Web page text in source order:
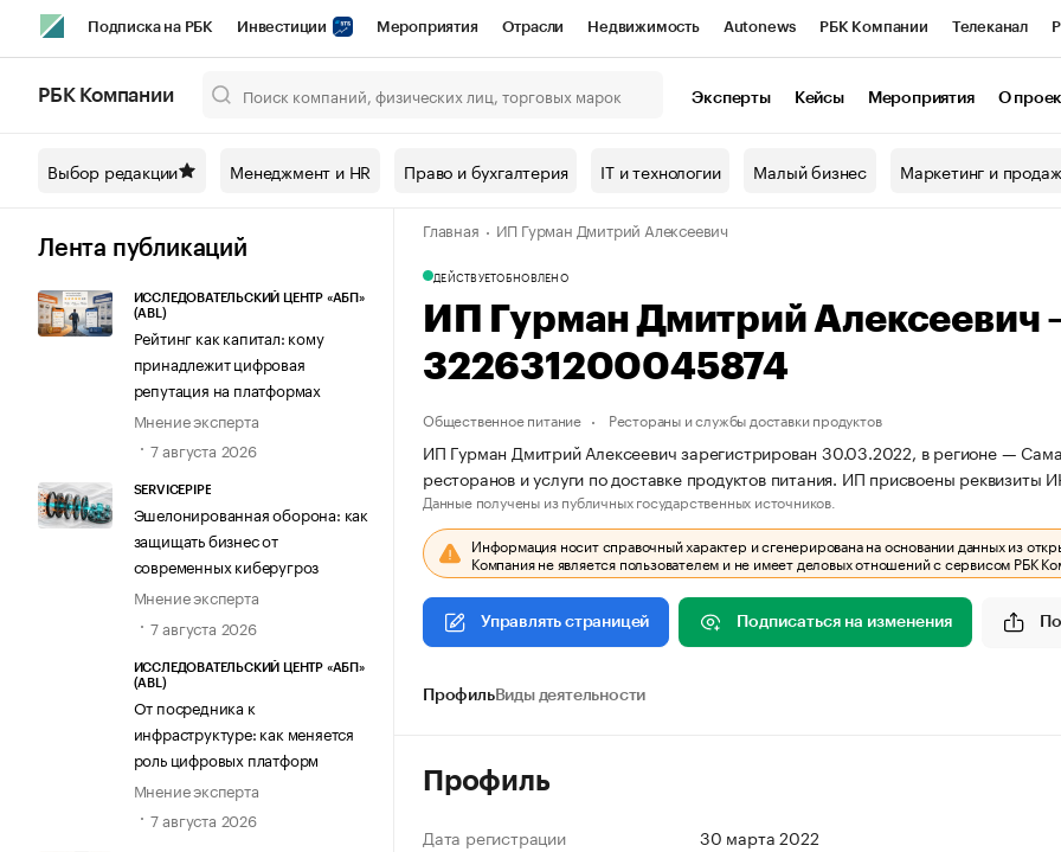
Подписка на РБК Инвестиции Мероприятия Отрасли Недвижимость Autonews РБК Компании Телеканал
Спецпроекты СПб Конференции СПб Спецпроекты Проверка контрагентов
Технологии и медиа Рынок наличной валюты
РБК Компании Эксперты Кейсы Мероприятия О
Выбор редакции Менеджмент и HR Право и бухгалтерия IT и технологии Малый бизнес Маркетинг и
Лента публикаций
ИССЛЕДОВАТЕЛЬСКИЙ ЦЕНТР «АБП»
(ABL)
Рейтинг как капитал: кому
принадлежит цифровая
репутация на платформах
Мнение эксперта
7 августа 2026
SERVICEPIPE
Эшелонированная оборона: как
защищать бизнес от
современных киберугроз
Мнение эксперта
7 августа 2026
ИССЛЕДОВАТЕЛЬСКИЙ ЦЕНТР «АБП»
(ABL)
От посредника к
инфраструктуре: как меняется
роль цифровых платформ
Мнение эксперта
7 августа 2026
Главная ИП Гурман Дмитрий Алексеевич
ДЕЙСТВУЕТОБНОВЛЕНО
ИП Гурман Дмитрий
322631200045874
Общественное питание Рестораны и службы доставки продуктов
ИП Гурман Дмитрий Алексеевич зарегистрирован 30.03.2022, в регионе —
ресторанов и услуги по доставке продуктов питания. ИП присвоены
Данные получены из публичных государственных источников.
Информация носит справочный характер и сгенерирована на основании данных из
Компания не является пользователем и не имеет деловых отношений с сервисом РБК
Управлять страницей Подписаться на изменения
ПрофильВиды деятельности
Профиль
Дата регистрации
30 марта 2022